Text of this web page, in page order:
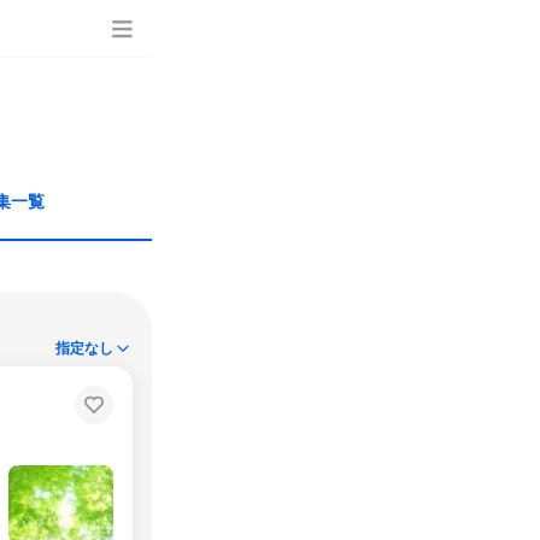
一覧
指定なし